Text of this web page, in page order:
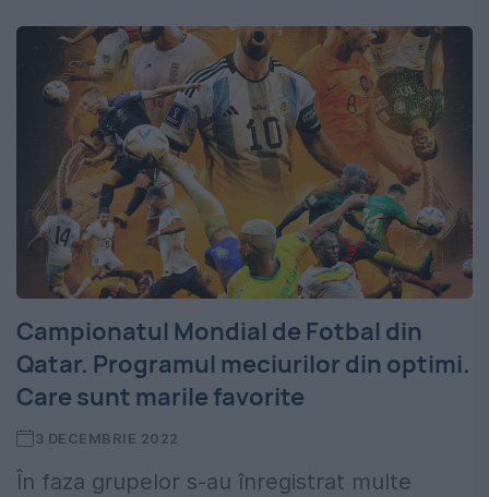
Campionatul Mondial de Fotbal din
Qatar. Programul meciurilor din optimi.
Care sunt marile favorite
3 DECEMBRIE 2022
În faza grupelor s-au înregistrat multe